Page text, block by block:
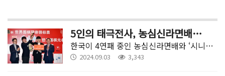
5인의 태극전사, 농심신라면배 5연패 도전 나선다!
한국이 4연패 중인 농심신라면배와 ‘시니어 바둑 삼국지’ 농심백산수배가 모든 대회 준비를 마치고 본격적인 우승컵 경쟁을 시작한다.
2024.09.03 3,343